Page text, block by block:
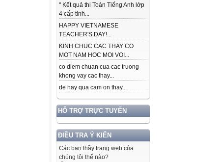
" Kết quả thi Toán Tiếng Anh lớp
4 cấp tỉnh...
HAPPY VIETNAMESE
TEACHER'S DAY!...
KINH CHUC CAC THAY CO
MOT NAM HOC MOI VOI...
co diem chuan cua cac truong
khong vay cac thay...
de hay qua cam on thay...
HỖ TRỢ TRỰC TUYẾN
ĐIỀU TRA Ý KIẾN
Các bạn thầy trang web của
chúng tôi thế nào?